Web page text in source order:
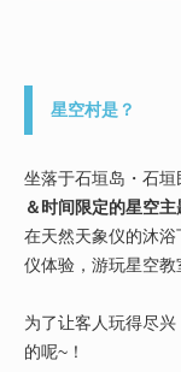
星空村是？
坐落于石垣岛・石
＆时间限定的星空主
在天然天象仪的沐
仪体验，游玩星空
为了让客人玩得尽
的呢~！